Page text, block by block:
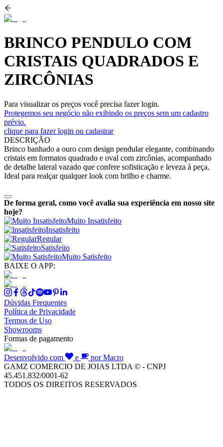
BRINCO PENDULO COM
CRISTAIS QUADRADOS E
ZIRCÔNIAS
Para visualizar os preços você precisa fazer login.
Protegemos seu negócio não exibindo os preços sem um cadastro
prévio.
clique para fazer login ou cadastrar
DESCRIÇÃO
Brinco banhado a ouro com design pendular elegante, combinando
cristais em formatos quadrado e oval com zircônias, acompanhado
de detalhe lateral vazado que confere sofisticação e leveza à peça.
Ideal para realçar qualquer look com brilho e charme.
De forma geral, como você avalia sua experiência em nosso site
hoje?
Muito Insatisfeito
Insatisfeito
Regular
Satisfeito
Muito Satisfeito
BAIXE O APP:
Dúvidas Frequentes
Política de Privacidade
Termos de Uso
Showrooms
Formas de pagamento
Desenvolvido com e
por Macro
GAMZ COMERCIO DE JOIAS LTDA © - CNPJ
45.451.832/0001-62
TODOS OS DIREITOS RESERVADOS